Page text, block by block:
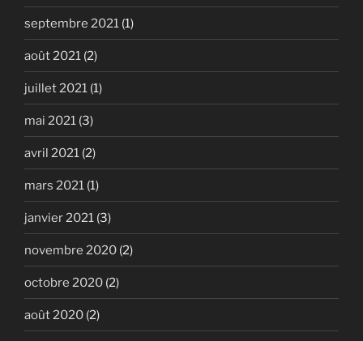
septembre 2021 (1)
août 2021 (2)
juillet 2021 (1)
mai 2021 (3)
avril 2021 (2)
mars 2021 (1)
janvier 2021 (3)
novembre 2020 (2)
octobre 2020 (2)
août 2020 (2)